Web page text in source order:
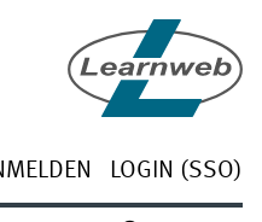
LOGIN (SSO)